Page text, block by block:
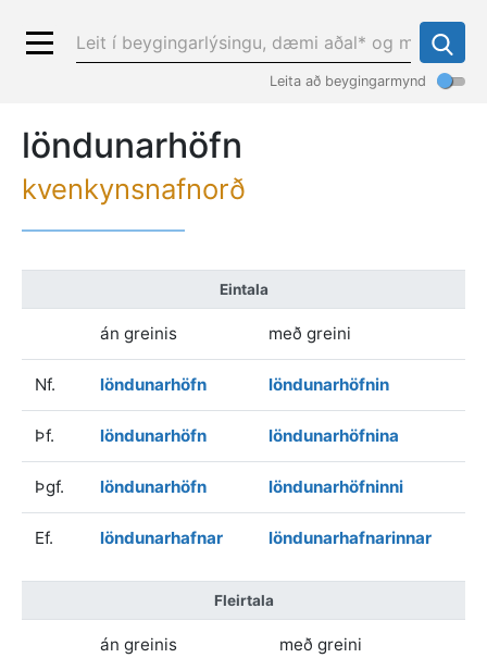
Leita að beygingarmynd
löndunarhöfn
kvenkynsnafnorð
Eintala
án greinis með greini
Nf. löndunarhöfn löndunarhöfnin
Þf. löndunarhöfn löndunarhöfnina
Þgf. löndunarhöfn löndunarhöfninni
Ef. löndunarhafnar löndunarhafnarinnar
Fleirtala
án greinis með greini